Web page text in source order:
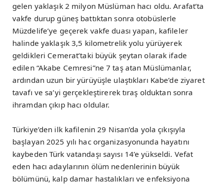
gelen yaklaşık 2 milyon Müslüman hacı oldu. Arafat’ta
vakfe durup güneş battıktan sonra otobüslerle
Müzdelife’ye geçerek vakfe duası yapan, kafileler
halinde yaklaşık 3,5 kilometrelik yolu yürüyerek
geldikleri Cemerat’taki büyük şeytan olarak ifade
edilen “Akabe Cemresi”ne 7 taş atan Müslümanlar,
ardından uzun bir yürüyüşle ulaştıkları Kabe’de ziyaret
tavafı ve sa’yi gerçekleştirerek tıraş olduktan sonra
ihramdan çıkıp hacı oldular.
Türkiye’den ilk kafilenin 29 Nisan’da yola çıkışıyla
başlayan 2025 yılı hac organizasyonunda hayatını
kaybeden Türk vatandaşı sayısı 14’e yükseldi. Vefat
eden hacı adaylarının ölüm nedenlerinin büyük
bölümünü, kalp damar hastalıkları ve enfeksiyona